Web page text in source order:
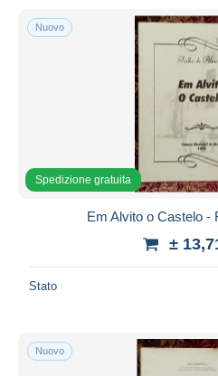
Nuovo
Spedizione gratuita
Em Alvito o Castelo -
±
Stato
Nuovo